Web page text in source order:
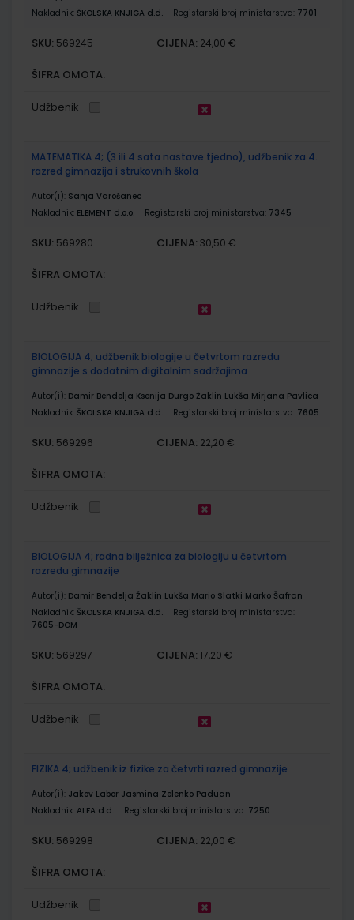
Nakladnik: ŠKOLSKA KNJIGA d.d. Registarski broj ministarstva: 7701
SKU: 569245 CIJENA: 24,00 €
ŠIFRA OMOTA:
Udžbenik
MATEMATIKA 4; (3 ili 4 sata nastave tjedno), udžbenik za 4.
razred gimnazija i strukovnih škola
Autor(i): Sanja Varošanec
Nakladnik: ELEMENT d.o.o. Registarski broj ministarstva: 7345
SKU: 569280 CIJENA: 30,50 €
ŠIFRA OMOTA:
Udžbenik
BIOLOGIJA 4; udžbenik biologije u četvrtom razredu
gimnazije s dodatnim digitalnim sadržajima
Autor(i): Damir Bendelja Ksenija Durgo Žaklin Lukša Mirjana Pavlica
Nakladnik: ŠKOLSKA KNJIGA d.d. Registarski broj ministarstva: 7605
SKU: 569296 CIJENA: 22,20 €
ŠIFRA OMOTA:
Udžbenik
BIOLOGIJA 4; radna bilježnica za biologiju u četvrtom
razredu gimnazije
Autor(i): Damir Bendelja Žaklin Lukša Mario Slatki Marko Šafran
Nakladnik: ŠKOLSKA KNJIGA d.d.
Registarski broj ministarstva:
7605-DOM
SKU: 569297 CIJENA: 17,20 €
ŠIFRA OMOTA:
Udžbenik
FIZIKA 4; udžbenik iz fizike za četvrti razred gimnazije
Autor(i): Jakov Labor Jasmina Zelenko Paduan
Nakladnik: ALFA d.d. Registarski broj ministarstva: 7250
SKU: 569298 CIJENA: 22,00 €
ŠIFRA OMOTA:
Udžbenik